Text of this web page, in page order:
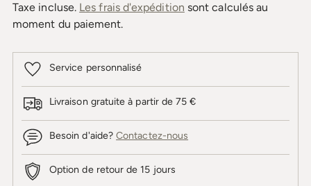
Taxe incluse. Les frais d'expédition sont calculés au
moment du paiement.
Service personnalisé
Livraison gratuite à partir de 75 €
Besoin d'aide?Contactez-nous
Option de retour de 15 jours